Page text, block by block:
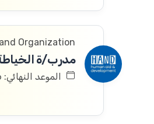
Organization
مدرب/ة
الموعد النهائي: 01/08/2026